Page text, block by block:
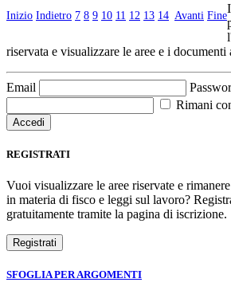
Inizio Indietro 7 8 9 10 11 12 13 14 Avanti Fine
riservata e visualizzare le aree e i documenti
Email
Rimani
REGISTRATI
Vuoi visualizzare le aree riservate e
in materia di fisco e leggi sul lavoro?
gratuitamente tramite la pagina di iscrizione.
SFOGLIA PER ARGOMENTI